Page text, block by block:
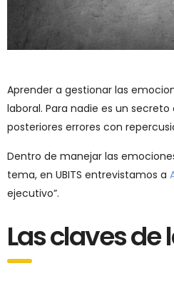
Aprender a gestionar las
laboral. Para nadie es un
posteriores errores con
Dentro de manejar las
tema, en UBITS entrevistamos a
ejecutivo”.
Las claves